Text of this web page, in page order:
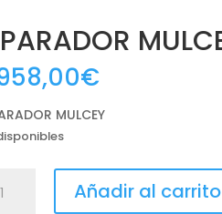
€
MULCEY
Añadir al carrito